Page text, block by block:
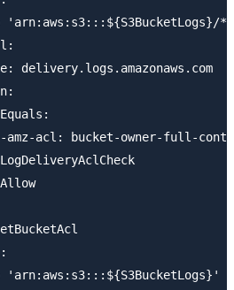
*'
delivery.logs.amazonaws.com
amz-acl: bucket-owner-full-
'arn:aws:s3:::${S3BucketLogs}'